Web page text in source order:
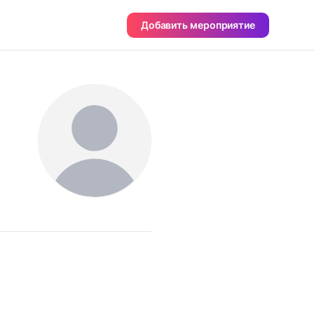
Добавить мероприятие